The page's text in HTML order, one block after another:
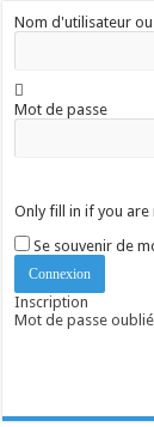
Nom d'utilisateur ou
Mot de passe
Only fill in if you are
Se souvenir de
Inscription
Mot de passe oublié